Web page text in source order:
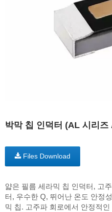
박막 칩 인덕터 (AL 시리
Files Download
얇은 필름 세라믹 칩 인덕터, 고
터, 우수한 Q, 뛰어난 온도 안정
믹 칩. 고주파 회로에서 안정적